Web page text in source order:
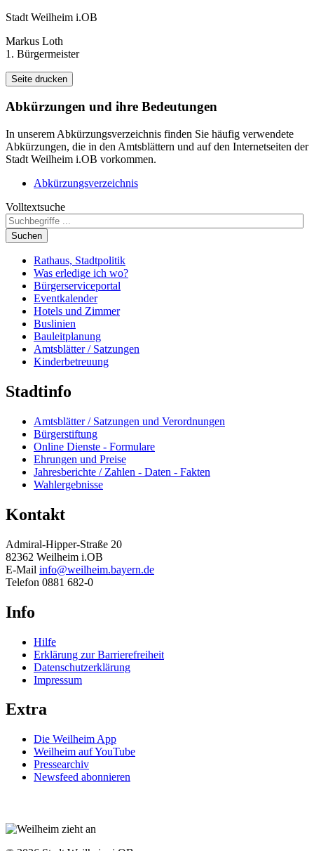
Stadt Weilheim i.OB
Markus Loth
1. Bürgermeister
Seite drucken
Abkürzungen und ihre Bedeutungen
In unserem Abkürzungsverzeichnis finden Sie häufig verwendete
Abkürzungen, die in den Amtsblättern und auf den Internetseiten der
Stadt Weilheim i.OB vorkommen.
Abkürzungsverzeichnis
Volltextsuche
Suchen
Rathaus, Stadtpolitik
Was erledige ich wo?
Bürgerserviceportal
Eventkalender
Hotels und Zimmer
Buslinien
Bauleitplanung
Amtsblätter / Satzungen
Kinderbetreuung
Stadtinfo
Amtsblätter / Satzungen und Verordnungen
Bürgerstiftung
Online Dienste - Formulare
Ehrungen und Preise
Jahresberichte / Zahlen - Daten - Fakten
Wahlergebnisse
Kontakt
Admiral-Hipper-Straße 20
82362 Weilheim i.OB
E-Mail info@weilheim.bayern.de
Telefon 0881 682-0
Info
Hilfe
Erklärung zur Barrierefreiheit
Datenschutzerklärung
Impressum
Extra
Die Weilheim App
Weilheim auf YouTube
Pressearchiv
Newsfeed abonnieren